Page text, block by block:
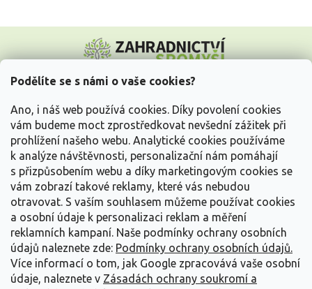
Podělíte se s námi o vaše cookies?
Ano, i náš web používá cookies. Díky povolení cookies
vám budeme moct zprostředkovat nevšední zážitek při
prohlížení našeho webu. Analytické cookies používáme
k analýze návštěvnosti, personalizační nám pomáhají
s přizpůsobením webu a díky marketingovým cookies se
vám zobrazí takové reklamy, které vás nebudou
otravovat. S vaším souhlasem můžeme používat cookies
a osobní údaje k personalizaci reklam a měření
reklamních kampaní. Naše podmínky ochrany osobních
údajů naleznete zde: Podmínky ochrany osobních údajů.
Více informací o tom, jak Google zpracovává vaše osobní
údaje, naleznete v Zásadách ochrany soukromí a
p
Vše o nákupu
Informace pro Vás
Kontakujte nás